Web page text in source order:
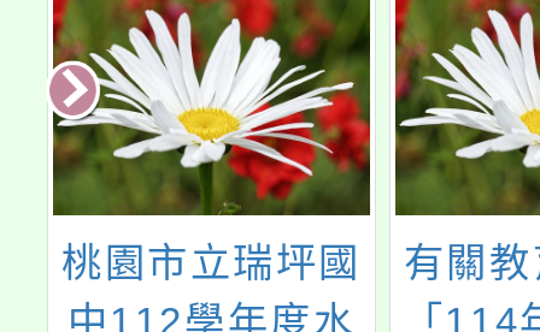
桃園市立瑞坪國
中112學年度水
有關
「